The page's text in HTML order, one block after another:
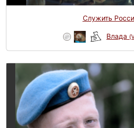
Служить
Влада